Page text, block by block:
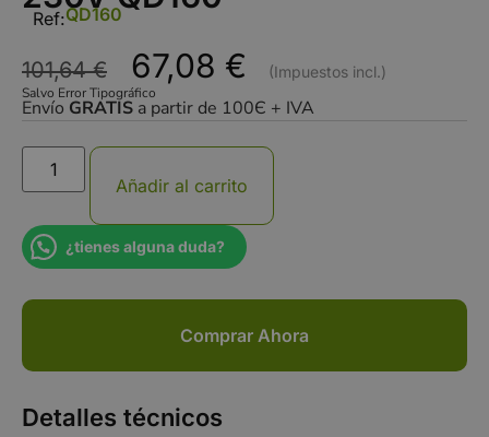
Ref:QD160
101,64€ 67,08 €
Salvo Error Tipográfico
Envío GRATIS a partir de 100Є + IVA
Añadir al carrito
¿tienes alguna duda?
Comprar Ahora
Detalles técnicos